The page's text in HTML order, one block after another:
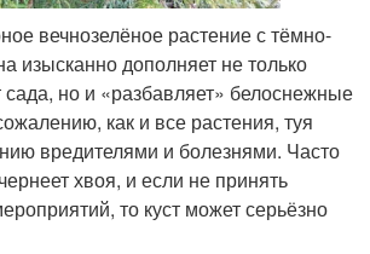
вечнозелёное растение с тёмно-
изысканно дополняет не только
но и «разбавляет» белоснежные
как и все растения, туя
вредителями и болезнями. Часто
хвоя, и если не принять
то куст может серьёзно